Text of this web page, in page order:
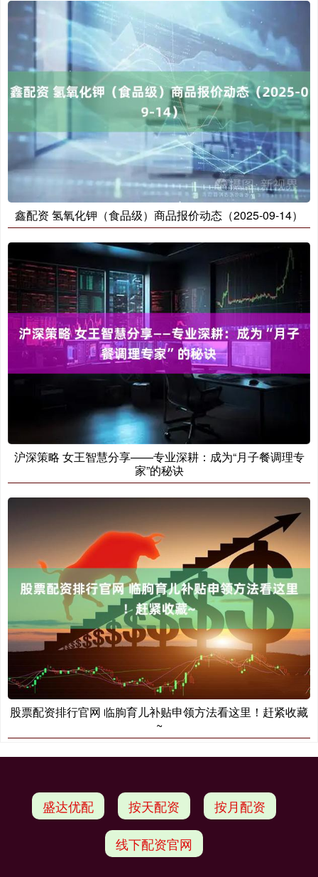
鑫配资 氢氧化钾（食品级）商品报价动态（2025-09-14）
沪深策略 女王智慧分享——专业深耕：成为“月子餐调理专
家”的秘诀
股票配资排行官网 临朐育儿补贴申领方法看这里！赶紧收藏
~
盛达优配 按天配资 按月配资
线下配资官网